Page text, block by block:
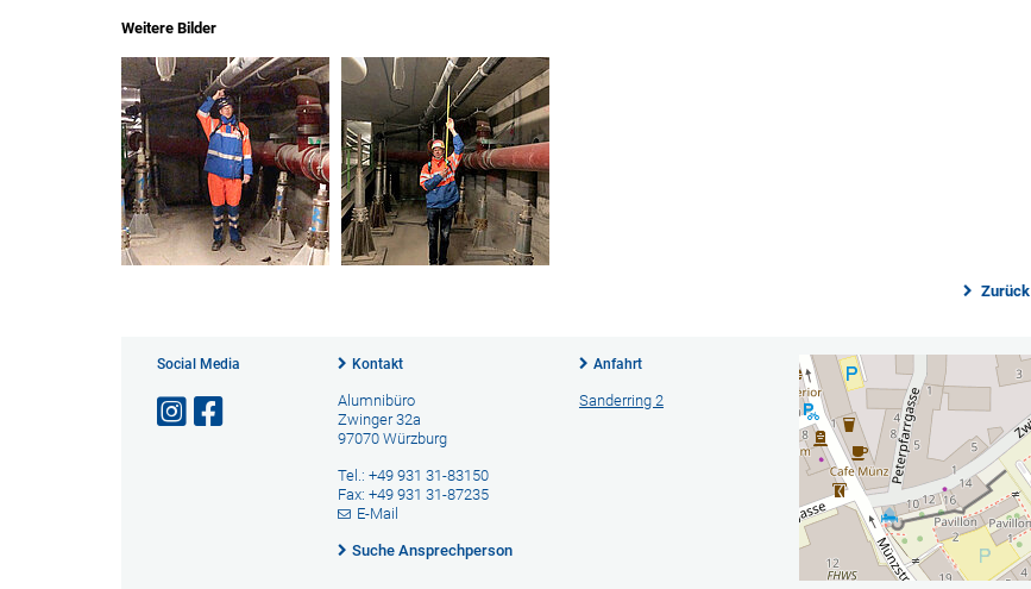
Weitere Bilder
Zurück
Social Media Kontakt
Alumnibüro
Zwinger 32a
97070 Würzburg
Tel.: +49 931 31-83150
Fax: +49 931 31-87235
E-Mail
Suche Ansprechperson
Anfahrt
Sanderring 2